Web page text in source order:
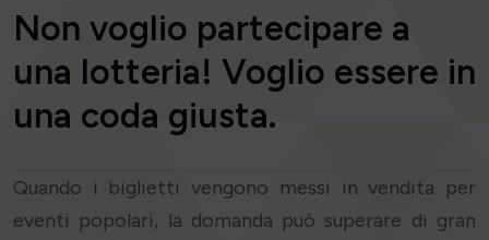
Non voglio partecipare a
una lotteria! Voglio essere in
una coda giusta.
Quando i biglietti vengono messi in vendita per
eventi popolari, la domanda può superare di gran